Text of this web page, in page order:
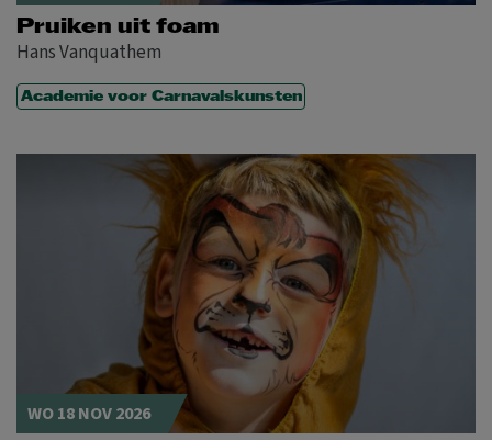
Pruiken uit foam
Hans Vanquathem
Academie voor Carnavalskunsten
WO 18 NOV 2026